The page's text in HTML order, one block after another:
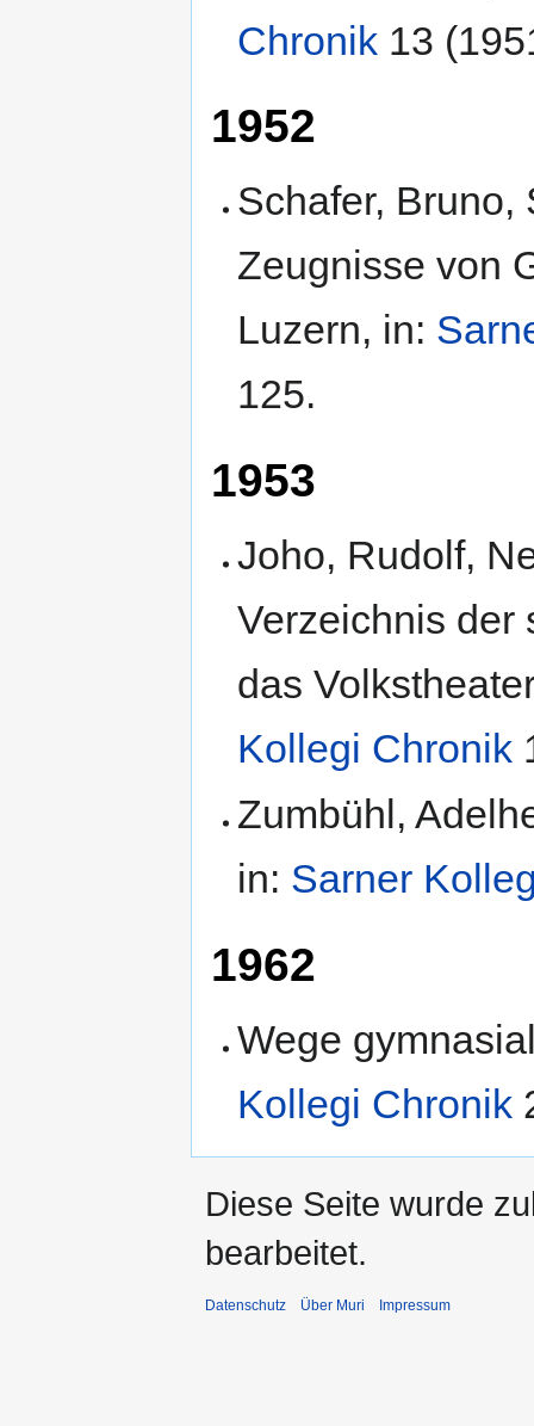
Chronik 13
1952
Schafer, Bruno,
Zeugnisse von
Luzern, in:
125.
1953
Joho, Rudolf,
Verzeichnis der
das
Kollegi Chronik
Zumbühl,
in: Sarner
1962
Wege
Kollegi Chronik
Diese Seite wurde
bearbeitet.
Datenschutz Über Muri Impressum